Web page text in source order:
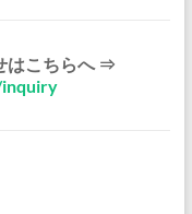
はこちらへ ⇒